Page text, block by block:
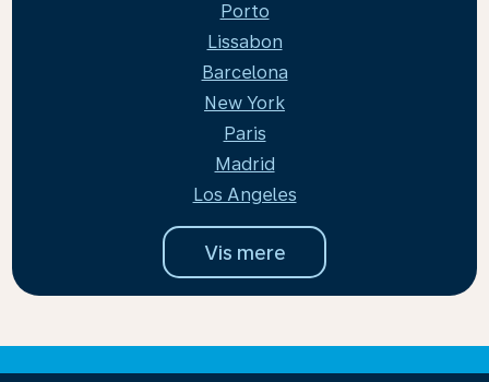
Porto
Lissabon
Barcelona
New York
Paris
Madrid
Los Angeles
Vis mere